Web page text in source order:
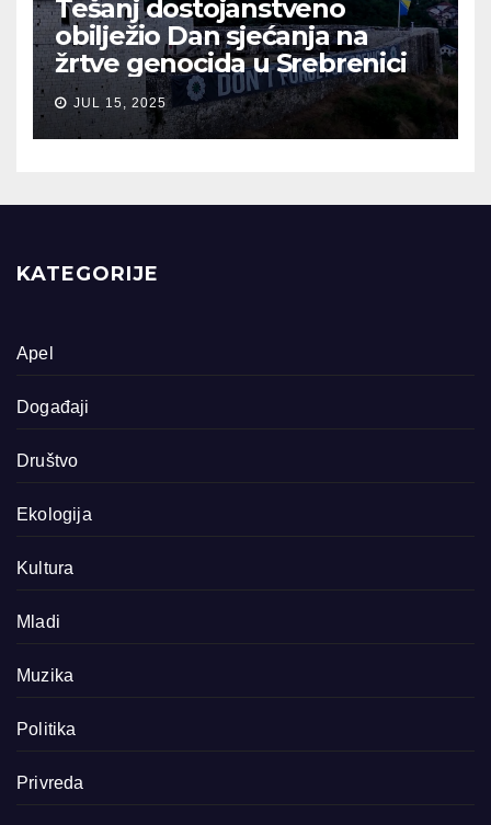
Tešanj dostojanstveno
obilježio Dan sjećanja na
žrtve genocida u Srebrenici
JUL 15, 2025
KATEGORIJE
Apel
Događaji
Društvo
Ekologija
Kultura
Mladi
Muzika
Politika
Privreda